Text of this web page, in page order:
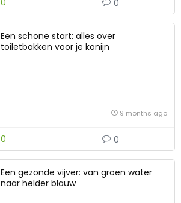
0 0
Een schone start: alles over
toiletbakken voor je konijn
9 months ago
0 0
Een gezonde vijver: van groen water
naar helder blauw